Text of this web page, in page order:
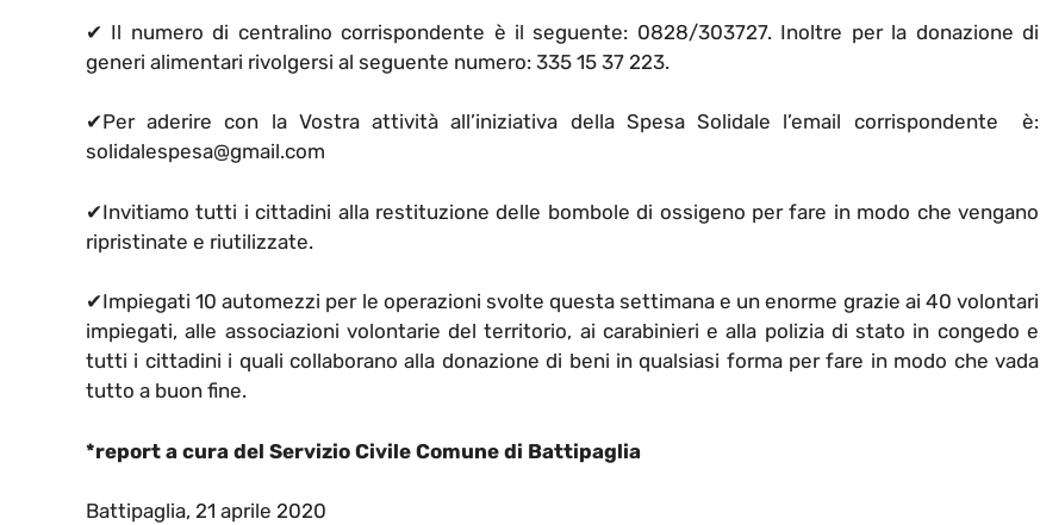
✔ Il numero di centralino corrispondente è il seguente:‪ 0828/303727‬. Inoltre per la donazione di
generi alimentari rivolgersi al seguente numero: ‪335 15 37 223‬.
✔Per aderire con la Vostra attività all’iniziativa della Spesa Solidale l’email corrispondente è:
solidalespesa@gmail.com‬‬
✔Invitiamo tutti i cittadini alla restituzione delle bombole di ossigeno per fare in modo che vengano
ripristinate e riutilizzate.
✔Impiegati 10 automezzi per le operazioni svolte questa settimana e un enorme grazie ai 40 volontari
impiegati, alle associazioni volontarie del territorio, ai carabinieri e alla polizia di stato in congedo e
tutti i cittadini i quali collaborano alla donazione di beni in qualsiasi forma per fare in modo che vada
tutto a buon fine.
*report a cura del Servizio Civile Comune di Battipaglia
Battipaglia, 21 aprile 2020